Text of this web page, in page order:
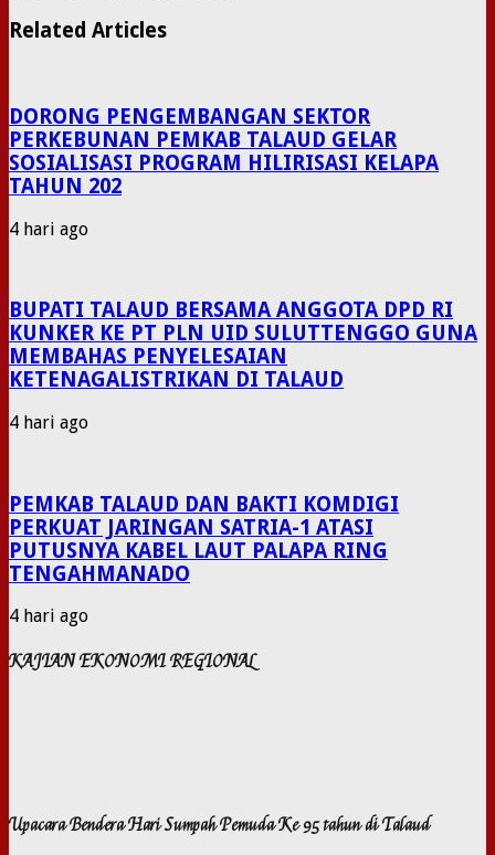
Related Articles
DORONG PENGEMBANGAN SEKTOR
PERKEBUNAN PEMKAB TALAUD GELAR
SOSIALISASI PROGRAM HILIRISASI KELAPA
TAHUN 202
4 hari ago
BUPATI TALAUD BERSAMA ANGGOTA DPD RI
KUNKER KE PT PLN UID SULUTTENGGO GUNA
MEMBAHAS PENYELESAIAN
KETENAGALISTRIKAN DI TALAUD
4 hari ago
PEMKAB TALAUD DAN BAKTI KOMDIGI
PERKUAT JARINGAN SATRIA-1 ATASI
PUTUSNYA KABEL LAUT PALAPA RING
TENGAHMANADO
4 hari ago
KAJIAN EKONOMI REGIONAL
Upacara Bendera Hari Sumpah Pemuda Ke 95 tahun di Talaud